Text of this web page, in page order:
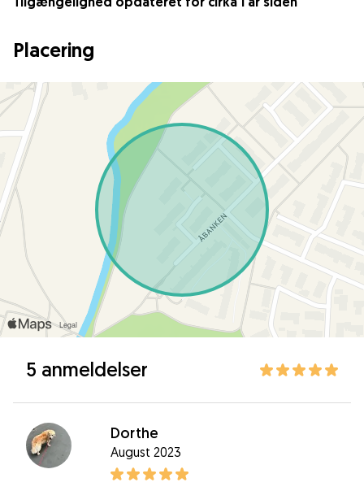
Placering
5 anmeldelser
Dorthe
August 2023